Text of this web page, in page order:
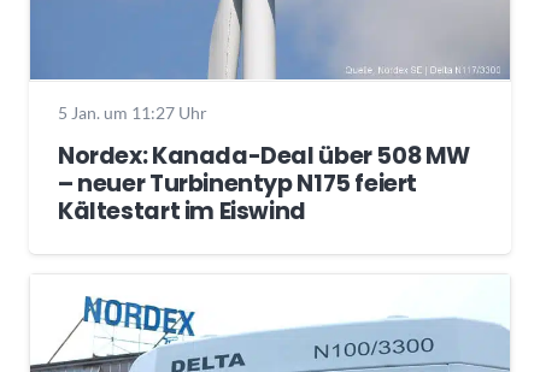
5 Jan. um 11:27 Uhr
Nordex: Kanada-Deal über 508 MW
– neuer Turbinentyp N175 feiert
Kältestart im Eiswind